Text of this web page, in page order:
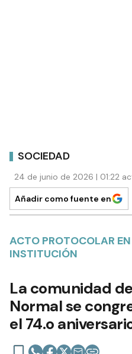
SOCIEDAD
24 de junio de 2026 | 01:22
Añadir como fuente en
ACTO PROTOCOLAR
INSTITUCIÓN
La comunidad
Normal se
el 74.o